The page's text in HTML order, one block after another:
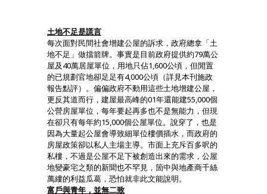
土地不足是謊言
每次面對民間社會增建公屋的訴求，政府總拿「土
地不足」做擋箭牌。事實是目前政府提供約79萬公
屋及40萬居屋單位，用地只佔1,600公頃，但閒置
的已規劃官地卻足足有4,000公頃（詳見本刊施政
報告點評）。偏偏政府不動用這些土地增建公屋，
更反其道而行，建屋最高峰的01年還能建55,000個
公營房屋單位，每年要起再多也不是無能力，但現
在卻只有每年約15,000個公屋單位。說穿了，也是
因為大量起公屋會導致細單位樓價插水，而政府的
房屋政策卻以私人主場主導。市面上充斥百多呎的
私樓，不過是公屋不足下被創造出來的需求，公屋
地變豪宅之類的新聞也不罕見，箇中與地產商千絲
萬縷的利益瓜葛，恐怕就非此文能說明。
富戶與青年，並無二致